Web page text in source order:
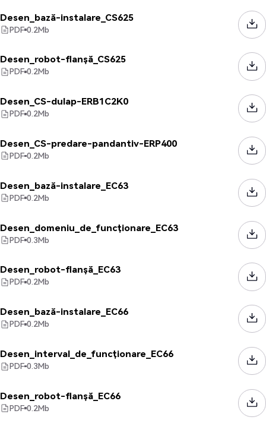
Desen_bază-instalare_CS625
PDF 0.2Mb
Desen_robot-flanșă_CS625
PDF 0.2Mb
Desen_CS-dulap-ERB1C2K0
PDF 0.2Mb
Desen_CS-predare-pandantiv-ERP400
PDF 0.2Mb
Desen_bază-instalare_EC63
PDF 0.2Mb
Desen_domeniu_de_funcționare_EC63
PDF 0.3Mb
Desen_robot-flanșă_EC63
PDF 0.2Mb
Desen_bază-instalare_EC66
PDF 0.2Mb
Desen_interval_de_funcționare_EC66
PDF 0.3Mb
Desen_robot-flanșă_EC66
PDF 0.2Mb